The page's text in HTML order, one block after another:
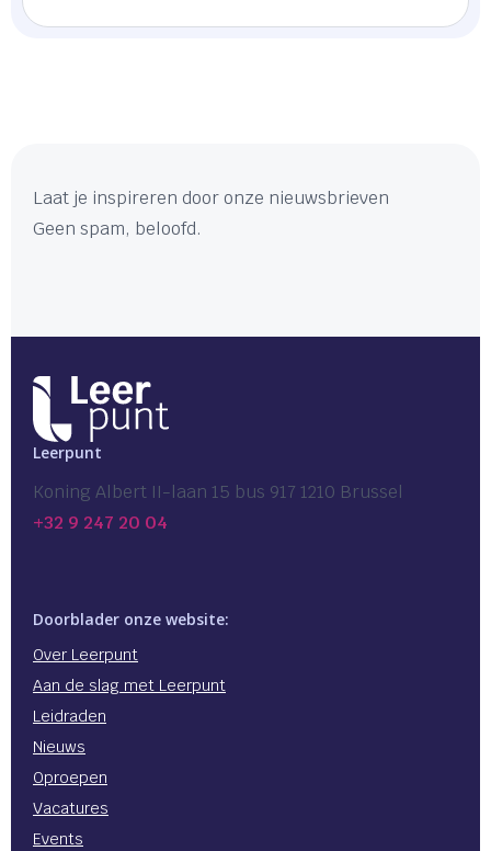
Laat je inspireren door onze nieuwsbrieven
Geen spam, beloofd.
Leerpunt
Koning Albert II-laan 15 bus 917 1210 Brussel
+32 9 247 20 04
Doorblader onze website:
Over Leerpunt
Aan de slag met Leerpunt
Leidraden
Nieuws
Oproepen
Vacatures
Events